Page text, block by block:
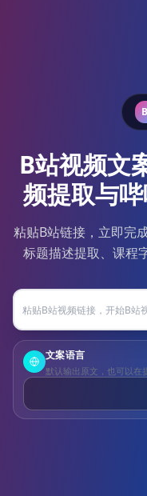
B站视频文
频提取与
粘贴B站链接，立即完
标题描述提取、课程
文案语言
默认输出原文，也可以在